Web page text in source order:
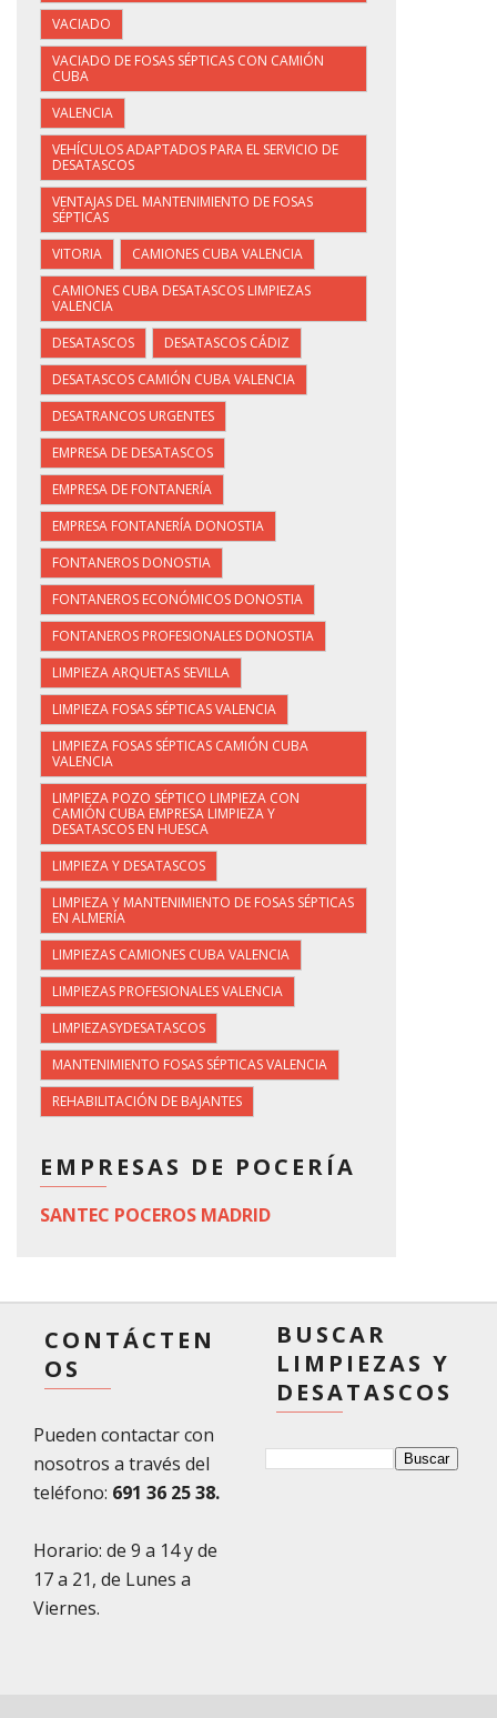
VACIADO
VACIADO DE FOSAS SÉPTICAS CON CAMIÓN
CUBA
VALENCIA
VEHÍCULOS ADAPTADOS PARA EL SERVICIO DE
DESATASCOS
VENTAJAS DEL MANTENIMIENTO DE FOSAS
SÉPTICAS
VITORIA
CAMIONES CUBA VALENCIA
CAMIONES CUBA DESATASCOS LIMPIEZAS
VALENCIA
DESATASCOS
DESATASCOS CÁDIZ
DESATASCOS CAMIÓN CUBA VALENCIA
DESATRANCOS URGENTES
EMPRESA DE DESATASCOS
EMPRESA DE FONTANERÍA
EMPRESA FONTANERÍA DONOSTIA
FONTANEROS DONOSTIA
FONTANEROS ECONÓMICOS DONOSTIA
FONTANEROS PROFESIONALES DONOSTIA
LIMPIEZA ARQUETAS SEVILLA
LIMPIEZA FOSAS SÉPTICAS VALENCIA
LIMPIEZA FOSAS SÉPTICAS CAMIÓN CUBA
VALENCIA
LIMPIEZA POZO SÉPTICO LIMPIEZA CON
CAMIÓN CUBA EMPRESA LIMPIEZA Y
DESATASCOS EN HUESCA
LIMPIEZA Y DESATASCOS
LIMPIEZA Y MANTENIMIENTO DE FOSAS SÉPTICAS
EN ALMERÍA
LIMPIEZAS CAMIONES CUBA VALENCIA
LIMPIEZAS PROFESIONALES VALENCIA
LIMPIEZASYDESATASCOS
MANTENIMIENTO FOSAS SÉPTICAS VALENCIA
REHABILITACIÓN DE BAJANTES
EMPRESAS DE POCERÍA
SANTEC POCEROS MADRID
CONTÁCTEN
OS
Pueden contactar con
nosotros a través del
teléfono: 691 36 25 38.
Horario: de 9 a 14 y de
17 a 21, de Lunes a
Viernes.
BUSCAR
LIMPIEZAS Y
DESATASCOS